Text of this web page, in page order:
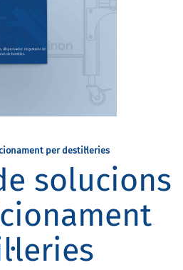
per destil·leries
solucions